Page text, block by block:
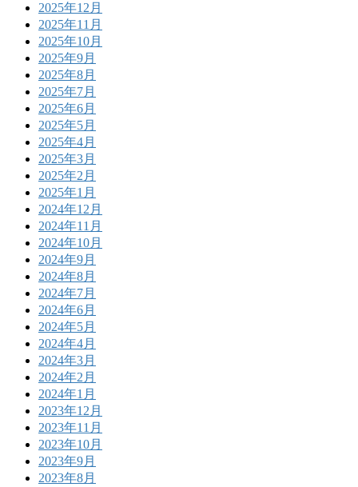
2025年12月
2025年11月
2025年10月
2025年9月
2025年8月
2025年7月
2025年6月
2025年5月
2025年4月
2025年3月
2025年2月
2025年1月
2024年12月
2024年11月
2024年10月
2024年9月
2024年8月
2024年7月
2024年6月
2024年5月
2024年4月
2024年3月
2024年2月
2024年1月
2023年12月
2023年11月
2023年10月
2023年9月
2023年8月